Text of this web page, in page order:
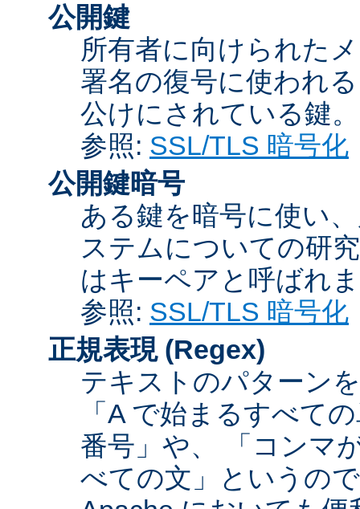
公開鍵
所有者に向けられた
署名の復号に使われ
公けにされている鍵。
参照: SSL/TLS 暗号化
公開鍵暗号
ある鍵を暗号に使い
ステムについての研
はキーペアと呼ばれ
参照: SSL/TLS 暗号化
正規表現 (Regex)
テキストのパターン
「A で始まるすべて
番号」や、 「コンマ
べての文」というの